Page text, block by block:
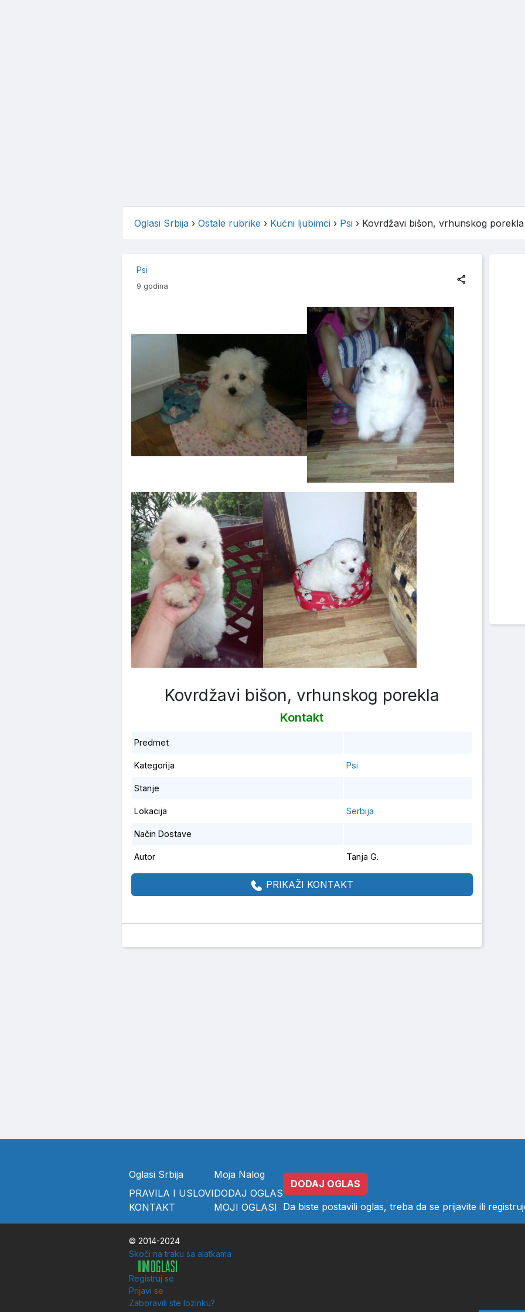
Oglasi Srbija› Ostale rubrike › Kućni ljubimci› Psi› Kovrdžavi bišon, vrhunskog porekla
Psi
9 godina
Kovrdžavi bišon, vrhunskog porekla
Kontakt
Predmet
Kategorija Psi
Stanje
Lokacija Serbija
Način Dostave
Autor Tanja G.
PRIKAŽI KONTAKT
Oglasi Srbija
PRAVILA I USLOVI
KONTAKT
Moja Nalog
DODAJ OGLAS
MOJI OGLASI
DODAJ OGLAS
Da biste postavili oglas, treba da se prijavite ili
© 2014-2024
Skoči na traku sa alatkama
Registruj se
Prijavi se
Zaboravili ste lozinku?